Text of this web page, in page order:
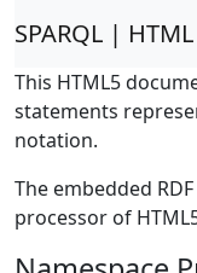
SPARQL |
This HTML5
statements
notation.
The embedded
processor of